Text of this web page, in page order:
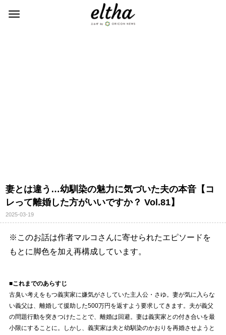
妻とは違う…幼馴染の魅力に気づいた夫の本音【コ
レって離婚した方がいいですか？ Vol.81】
2025-03-19
※このお話は作者マルコさんに寄せられたエピソードを
もとに脚色を加え再構成しています。
■これまでのあらすじ
古臭い考えをもつ義実家に嫌気がさしていた主人公・さゆ。妻が気に入らな
い義父は、離婚して援助した500万円を返すよう要求してきます。夫が義父
の問題行動を突きつけたことで、離婚は回避。妻は義実家との付き合いを最
小限にすることに。しかし、義実家は夫と幼馴染のかおりを再婚させようと